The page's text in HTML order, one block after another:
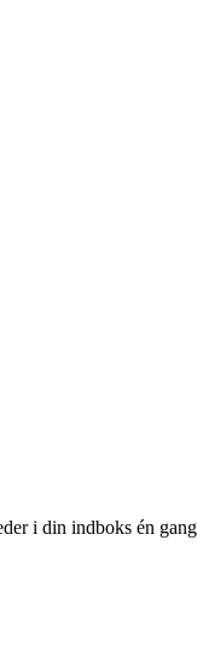
i din indboks én gang